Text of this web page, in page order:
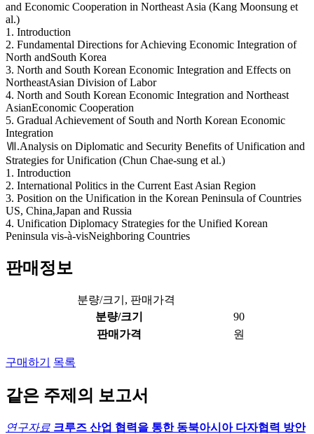
and Economic Cooperation in Northeast Asia (Kang Moonsung et
al.)
1. Introduction
2. Fundamental Directions for Achieving Economic Integration of
North andSouth Korea
3. North and South Korean Economic Integration and Effects on
NortheastAsian Division of Labor
4. North and South Korean Economic Integration and Northeast
AsianEconomic Cooperation
5. Gradual Achievement of South and North Korean Economic
Integration
Ⅶ.Analysis on Diplomatic and Security Benefits of Unification and
Strategies for Unification (Chun Chae-sung et al.)
1. Introduction
2. International Politics in the Current East Asian Region
3. Position on the Unification in the Korean Peninsula of Countries
US, China,Japan and Russia
4. Unification Diplomacy Strategies for the Unified Korean
Peninsula vis-à-visNeighboring Countries
판매정보
분량/크기, 판매가격
분량/크기
90
판매가격
원
구매하기 목록
같은 주제의 보고서
연구자료 크루즈 산업 협력을 통한 동북아시아 다자협력 방안